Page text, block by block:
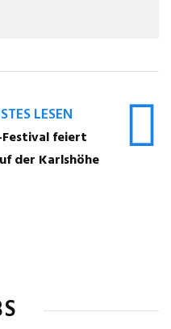
LESEN
feiert
der Karlshöhe